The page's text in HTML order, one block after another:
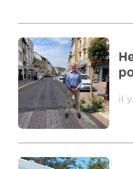
il